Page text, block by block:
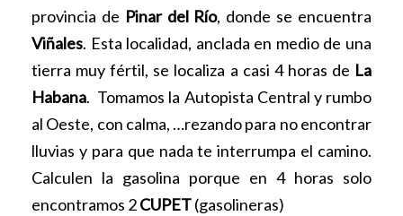
provincia de Pinar del Río, donde se encuentra
Viñales. Esta localidad, anclada en medio de una
tierra muy fértil, se localiza a casi 4 horas de La
Habana. Tomamos la Autopista Central y rumbo
al Oeste, con calma, …rezando para no encontrar
lluvias y para que nada te interrumpa el camino.
Calculen la gasolina porque en 4 horas solo
encontramos 2CUPET(gasolineras)